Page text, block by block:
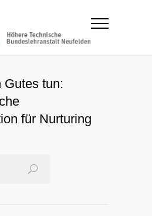
Gutes tun:
für Nurturing